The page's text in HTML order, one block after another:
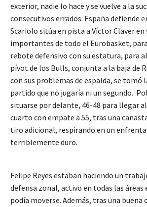
exterior, nadie lo hace y se vuelve a la
consecutivos errados. España defiende
Scariolo sitúa en pista a Víctor Claver
importantes de todo el Eurobasket,
rebote defensivo con su estatura, para
pívot de los Bulls, conjunta a la baja de
con sus problemas de espalda, se tomó
partido que no jugaría ni un segundo.
situarse por delante, 46-48 para llegar
cuarto con empate a 55, tras una
tiro adicional, respirando en un
terriblemente duro.
Felipe Reyes estaban haciendo un
defensa zonal, activo en todas las áreas
podía moverse. Además, tras una buena